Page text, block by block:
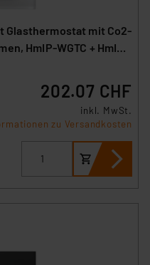
Glasthermostat mit Co2-
202.07 CHF
inkl. MwSt.
zu Versandkosten